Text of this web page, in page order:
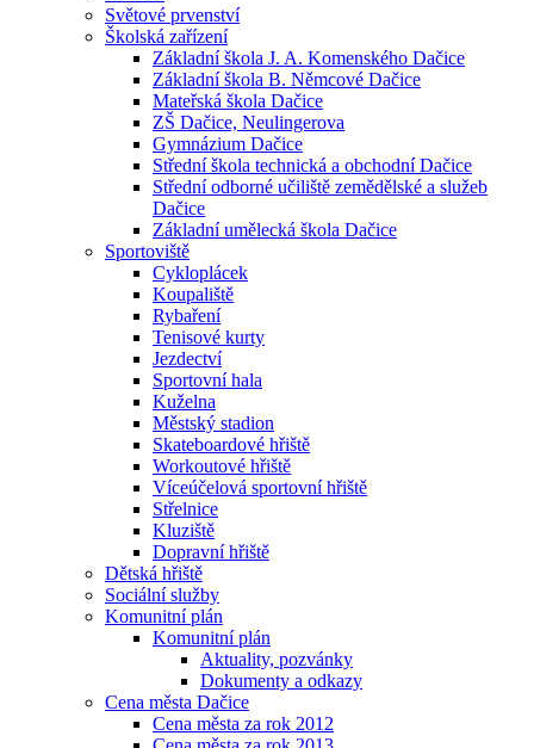
Světové prvenství
Školská zařízení
Základní škola J. A. Komenského Dačice
Základní škola B. Němcové Dačice
Mateřská škola Dačice
ZŠ Dačice, Neulingerova
Gymnázium Dačice
Střední škola technická a obchodní Dačice
Střední odborné učiliště zemědělské a služeb
Dačice
Základní umělecká škola Dačice
Sportoviště
Cykloplácek
Koupaliště
Rybaření
Tenisové kurty
Jezdectví
Sportovní hala
Kuželna
Městský stadion
Skateboardové hřiště
Workoutové hřiště
Víceúčelová sportovní hřiště
Střelnice
Kluziště
Dopravní hřiště
Dětská hřiště
Sociální služby
Komunitní plán
Komunitní plán
Aktuality, pozvánky
Dokumenty a odkazy
Cena města Dačice
Cena města za rok 2012